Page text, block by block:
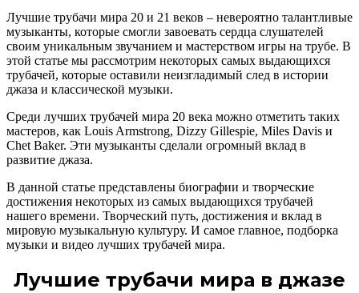
Лучшие трубачи мира 20 и 21 веков – невероятно талантливые
музыканты, которые смогли завоевать сердца слушателей
своим уникальным звучанием и мастерством игры на трубе. В
этой статье мы рассмотрим некоторых самых выдающихся
трубачей, которые оставили неизгладимый след в истории
джаза и классической музыки.
Среди лучших трубачей мира 20 века можно отметить таких
мастеров, как Louis Armstrong, Dizzy Gillespie, Miles Davis и
Chet Baker. Эти музыканты сделали огромный вклад в
развитие джаза.
В данной статье представлены биографии и творческие
достижения некоторых из самых выдающихся трубачей
нашего времени. Творческий путь, достижения и вклад в
мировую музыкальную культуру. И самое главное, подборка
музыки и видео лучших трубачей мира.
Лучшие трубачи мира в джазе